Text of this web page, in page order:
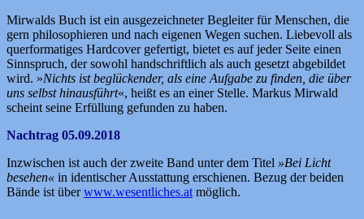
Mirwalds Buch ist ein ausgezeichneter Begleiter für Menschen, die
gern philosophieren und nach eigenen Wegen suchen. Liebevoll als
querformatiges Hardcover gefertigt, bietet es auf jeder Seite einen
Sinnspruch, der sowohl handschriftlich als auch gesetzt abgebildet
wird. »Nichts ist beglückender, als eine Aufgabe zu finden, die über
uns selbst hinausführt«, heißt es an einer Stelle. Markus Mirwald
scheint seine Erfüllung gefunden zu haben.
Nachtrag 05.09.2018
Inzwischen ist auch der zweite Band unter dem Titel »Bei Licht
besehen« in identischer Ausstattung erschienen. Bezug der beiden
Bände ist überwww.wesentliches.at möglich.